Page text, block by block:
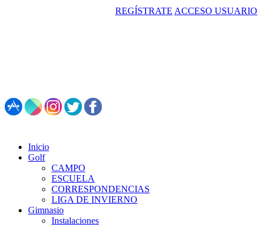
REGÍSTRATE ACCESO USUARIO
Inicio
Golf
CAMPO
ESCUELA
CORRESPONDENCIAS
LIGA DE INVIERNO
Gimnasio
Instalaciones